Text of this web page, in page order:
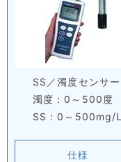
SS／濁度センサー
濁度：0～500度
SS：0～500mg/L
仕様